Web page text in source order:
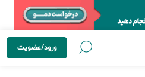
ورود/عضویت